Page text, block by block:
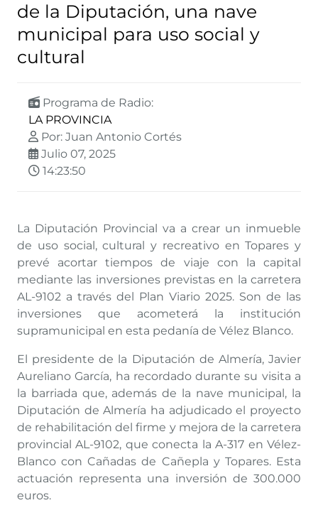
de la Diputación, una nave
municipal para uso social y
cultural
Programa de Radio:
LA PROVINCIA
Por: Juan Antonio Cortés
Julio 07, 2025
14:23:50
La Diputación Provincial va a crear un inmueble
de uso social, cultural y recreativo en Topares y
prevé acortar tiempos de viaje con la capital
mediante las inversiones previstas en la carretera
AL-9102 a través del Plan Viario 2025. Son de las
inversiones que acometerá la institución
supramunicipal en esta pedanía de Vélez Blanco.
El presidente de la Diputación de Almería, Javier
Aureliano García, ha recordado durante su visita a
la barriada que, además de la nave municipal, la
Diputación de Almería ha adjudicado el proyecto
de rehabilitación del firme y mejora de la carretera
provincial AL-9102, que conecta la A-317 en Vélez-
Blanco con Cañadas de Cañepla y Topares. Esta
actuación representa una inversión de 300.000
euros.